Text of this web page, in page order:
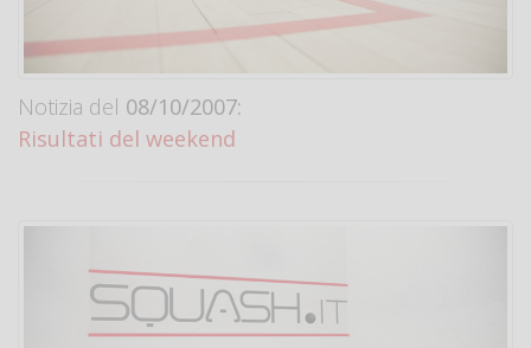
Notizia del 08/10/2007:
Risultati del weekend